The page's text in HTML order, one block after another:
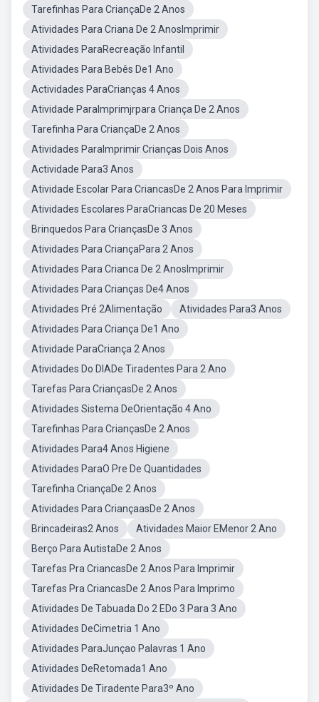
Tarefinhas Para CriançaDe 2 Anos
Atividades Para Criana De 2 AnosImprimir
Atividades ParaRecreação Infantil
Atividades Para Bebês De1 Ano
Actividades ParaCrianças 4 Anos
Atividade ParaImprimjrpara Criança De 2 Anos
Tarefinha Para CriançaDe 2 Anos
Atividades ParaImprimir Crianças Dois Anos
Actividade Para3 Anos
Atividade Escolar Para CriancasDe 2 Anos Para Imprimir
Atividades Escolares ParaCriancas De 20 Meses
Brinquedos Para CriançasDe 3 Anos
Atividades Para CriançaPara 2 Anos
Atividades Para Crianca De 2 AnosImprimir
Atividades Para Crianças De4 Anos
Atividades Pré 2Alimentação
Atividades Para3 Anos
Atividades Para Criança De1 Ano
Atividade ParaCriança 2 Anos
Atividades Do DIADe Tiradentes Para 2 Ano
Tarefas Para CriançasDe 2 Anos
Atividades Sistema DeOrientação 4 Ano
Tarefinhas Para CriançasDe 2 Anos
Atividades Para4 Anos Higiene
Atividades ParaO Pre De Quantidades
Tarefinha CriançaDe 2 Anos
Atividades Para CriançaasDe 2 Anos
Brincadeiras2 Anos
Atividades Maior EMenor 2 Ano
Berço Para AutistaDe 2 Anos
Tarefas Pra CriancasDe 2 Anos Para Imprimir
Tarefas Pra CriancasDe 2 Anos Para Imprimo
Atividades De Tabuada Do 2 EDo 3 Para 3 Ano
Atividades DeCimetria 1 Ano
Atividades ParaJunçao Palavras 1 Ano
Atividades DeRetomada1 Ano
Atividades De Tiradente Para3º Ano